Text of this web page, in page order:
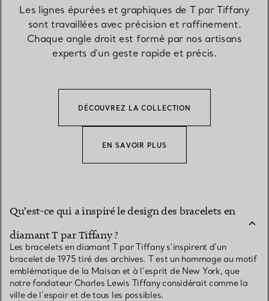
Les lignes épurées et graphiques de T par Tiffany
sont travaillées avec précision et raffinement.
Chaque angle droit est formé par nos artisans
experts d’un geste rapide et précis.
DÉCOUVREZ LA COLLECTION
EN SAVOIR PLUS
Qu’est-ce qui a inspiré le design des bracelets en
diamant T par Tiffany ?
Les bracelets en diamant T par Tiffany s’inspirent d’un
bracelet de 1975 tiré des archives. T est un hommage au motif
emblématique de la Maison et à l’esprit de New York, que
notre fondateur Charles Lewis Tiffany considérait comme la
ville de l’espoir et de tous les possibles.